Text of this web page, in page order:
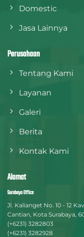
Domestic
Jasa Lainnya
Perusahaan
Tentang Kami
Layanan
Galeri
Berita
Kontak Kami
Alamat
Surabaya Office
Jl. Kalianget No. 10 - 12
Cantian, Kota Surabaya,
(+6231) 3282803
(+6231) 3282928